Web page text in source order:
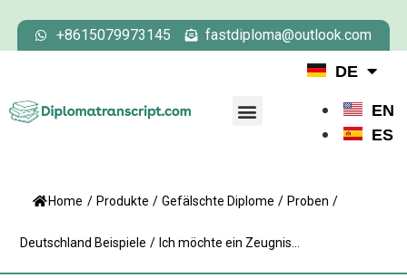
+8615079973145 fastdiploma@outlook.com
DE
EN
ES
Home / Produkte / Gefälschte Diplome / Proben /
Deutschland Beispiele / Ich möchte ein Zeugnis...